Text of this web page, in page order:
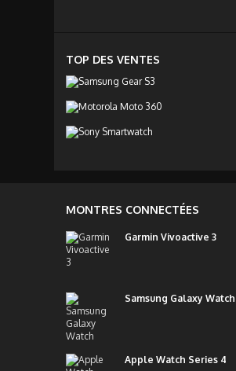
TOP DES VENTES
MONTRES CONNECTÉES
Garmin Vivoactive 3
Samsung Galaxy Watch
Apple Watch Series 4